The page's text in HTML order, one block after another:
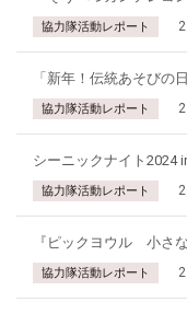
協力隊活動レポート
「新年！伝統あそびの
協力隊活動レポート
シーニックナイト2024
協力隊活動レポート
『ピックヨウル 小さ
協力隊活動レポート